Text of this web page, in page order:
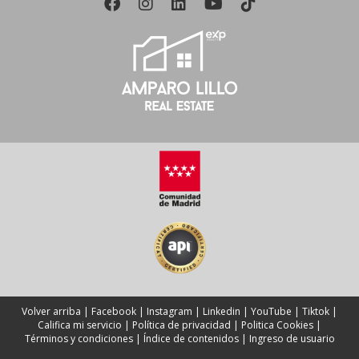
disponible en Alcalá de Henares.
Volver arriba | Facebook | Instagram | Linkedin | YouTube | Tiktok |
Califica mi servicio | Política de privacidad | Politica Cookies |
Términos y condiciones| Índice de contenidos| Ingreso de usuario